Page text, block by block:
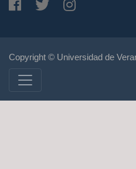
Copyright © Universidad de